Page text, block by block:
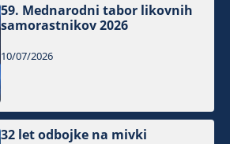
59. Mednarodni tabor likovnih
samorastnikov 2026
10/07/2026
32 let odbojke na mivki